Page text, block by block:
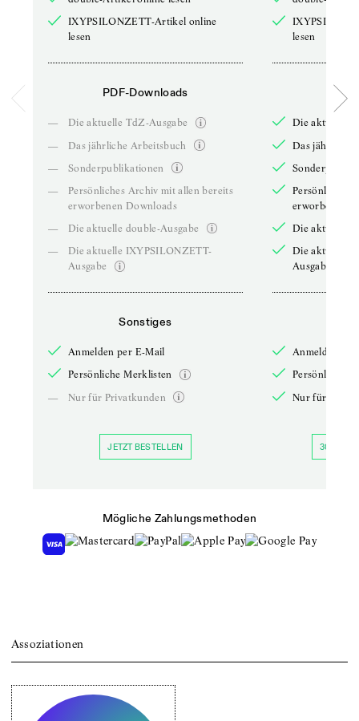
IXYPSILONZETT-Artikel online
lesen
PDF-Downloads
—
Die aktuelle TdZ-Ausgabe
—
Das jährliche Arbeitsbuch
—
Sonderpublikationen
—
Persönliches Archiv mit allen bereits
erworbenen Downloads
—
Die aktuelle double-Ausgabe
—
Die aktuelle IXYPSILONZETT-
Ausgabe
Sonstiges
Anmelden per E-Mail
Persönliche Merklisten
—
Nur für Privatkunden
JETZT BESTELLEN
lesen
Die aktuelle
Das jährliche
Persönliches
erworbenen
Die aktuelle
Die aktuelle
Ausgabe
Anmelden
Persönliche
Nur für
30 TAGE
Mögliche Zahlungsmethoden
Assoziationen